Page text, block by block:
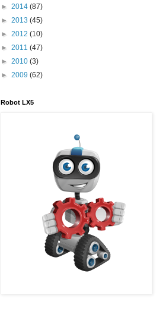
► 2014 (87)
► 2013 (45)
► 2012 (10)
► 2011 (47)
► 2010 (3)
► 2009 (62)
Robot LX5